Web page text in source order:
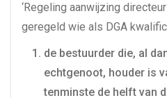
‘Regeling aanwijzing
geregeld wie als DGA
de bestuurder die, al
echtgenoot, houder is
tenminste de helft van